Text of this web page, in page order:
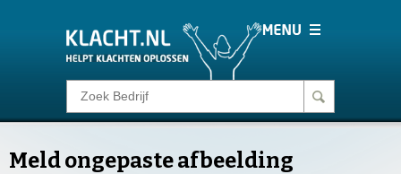
Klacht melden
Consumentenrecht
Meld ongepaste afbeelding